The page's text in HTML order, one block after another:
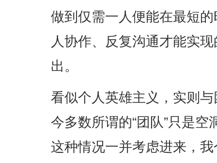
做到仅需一人便能在最短
人协作、反复沟通才能实
出。
看似个人英雄主义，实则
今多数所谓的“团队”只是
这种情况一并考虑进来，